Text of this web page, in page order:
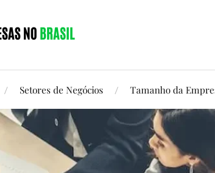
Setores de Negócios Tamanho da